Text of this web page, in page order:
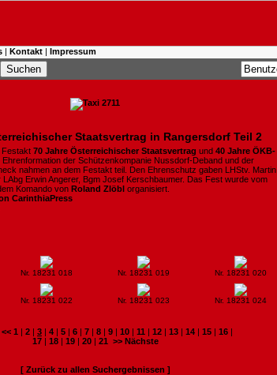
| Kontakt | Impressum
Staatsvertrag in Rangersdorf Teil 2
Festakt 70 Jahre Österreichischer Staatsvertrag und 40 Jahre ÖKB-
Ehrenformation der Schützenkompanie Nussdorf-Deband und der
nahmen an dem Festakt teil. Den Ehrenschutz gaben LHStv. Martin
LAbg Erwin Angerer, Bgm Josef Kerschbaumer. Das Fest wurde vom
Komando von Roland Zlöbl organisiert.
CarinthiaPress
Nr. 18231 018 Nr. 18231 019 Nr. 18231 020
Nr. 18231 022 Nr. 18231 023 Nr. 18231 024
1 | 2 | 3 | 4 | 5 | 6 | 7 | 8 | 9 | 10 | 11 | 12 | 13 | 14 | 15 | 16 |
17| 18| 19| 20| 21 >> Nächste
[ Zurück zu allen Suchergebnissen ]